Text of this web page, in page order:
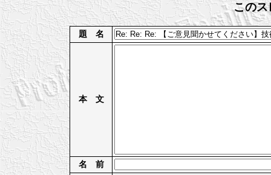
このス
題 名
本 文
名 前